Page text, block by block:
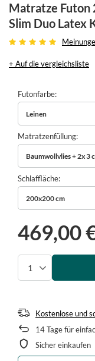
Matratze Futon
Slim Duo Latex
+ Auf die vergleichsliste
Futonfarbe
Leinen
Matratzenfüllung
Baumwollvlies + 2x 3
Schlaffläche
200x200 cm
469,00
Kostenlose und
14Tage für
Sicher einkaufen